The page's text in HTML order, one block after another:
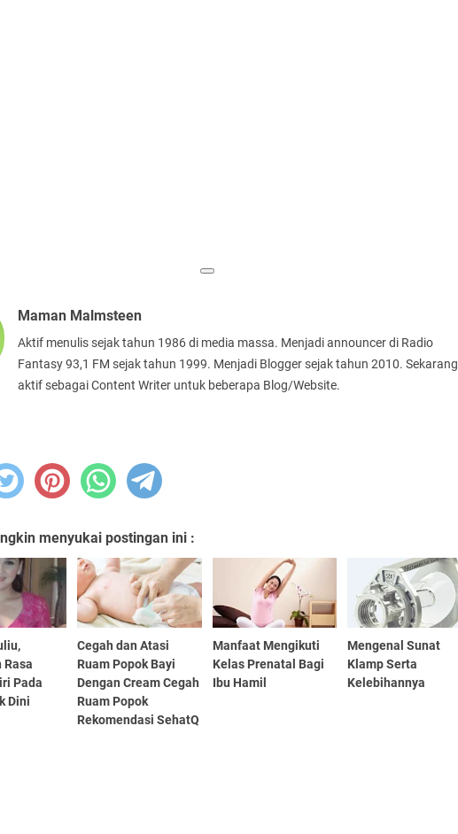
Maman Malmsteen
Aktif menulis sejak tahun 1986 di media massa. Menjadi announcer di Radio
Fantasy 93,1 FM sejak tahun 1999. Menjadi Blogger sejak tahun 2010. Sekarang
aktif sebagai Content Writer untuk beberapa Blog/Website.
menyukai postingan ini :
Rasa
Pada
Dini
Cegah dan Atasi
Ruam Popok Bayi
Dengan Cream Cegah
Ruam Popok
Rekomendasi SehatQ
Manfaat Mengikuti
Kelas Prenatal Bagi
Ibu Hamil
Mengenal Sunat
Klamp Serta
Kelebihannya